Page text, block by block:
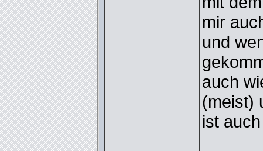
mir
und
auch
(meist)
ist